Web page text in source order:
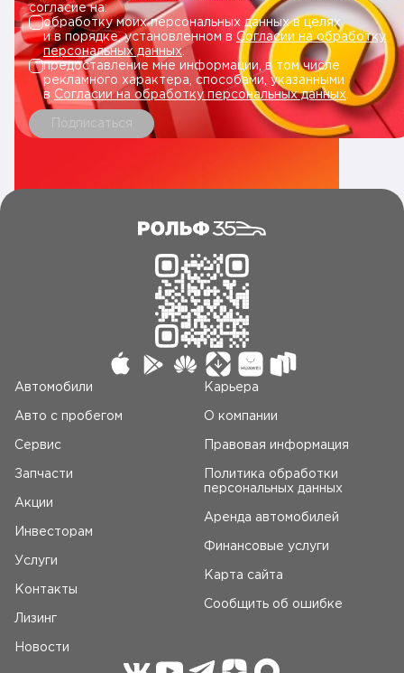
согласие на:
обработку моих персональных данных в целях
и в порядке, установленном в Согласии на обработку
персональных данных.
предоставление мне информации, в том числе
рекламного характера, способами, указанными
в Согласии на обработку персональных данных
Подписаться
Автомобили
Авто c пробегом
Сервис
Запчасти
Акции
Инвесторам
Услуги
Контакты
Лизинг
Новости
Карьера
О компании
Правовая информация
Политика обработки
персональных данных
Аренда автомобилей
Финансовые услуги
Карта сайта
Сообщить об ошибке